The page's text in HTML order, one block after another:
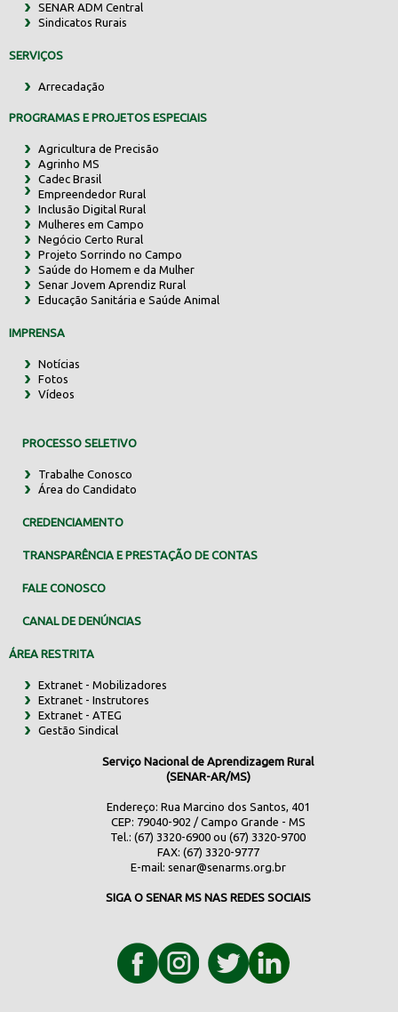
SENAR ADM Central
Sindicatos Rurais
SERVIÇOS
Arrecadação
PROGRAMAS E PROJETOS ESPECIAIS
Agricultura de Precisão
Agrinho MS
Cadec Brasil
Empreendedor Rural
Inclusão Digital Rural
Mulheres em Campo
Negócio Certo Rural
Projeto Sorrindo no Campo
Saúde do Homem e da Mulher
Senar Jovem Aprendiz Rural
Educação Sanitária e Saúde Animal
IMPRENSA
Notícias
Fotos
Vídeos
PROCESSO SELETIVO
Trabalhe Conosco
Área do Candidato
CREDENCIAMENTO
TRANSPARÊNCIA E PRESTAÇÃO DE CONTAS
FALE CONOSCO
CANAL DE DENÚNCIAS
ÁREA RESTRITA
Extranet - Mobilizadores
Extranet - Instrutores
Extranet - ATEG
Gestão Sindical
Serviço Nacional de Aprendizagem Rural
(SENAR-AR/MS)
Endereço: Rua Marcino dos Santos, 401
CEP: 79040-902 / Campo Grande - MS
Tel.: (67) 3320-6900 ou (67) 3320-9700
FAX: (67) 3320-9777
E-mail: senar@senarms.org.br
SIGA O SENAR MS NAS REDES SOCIAIS